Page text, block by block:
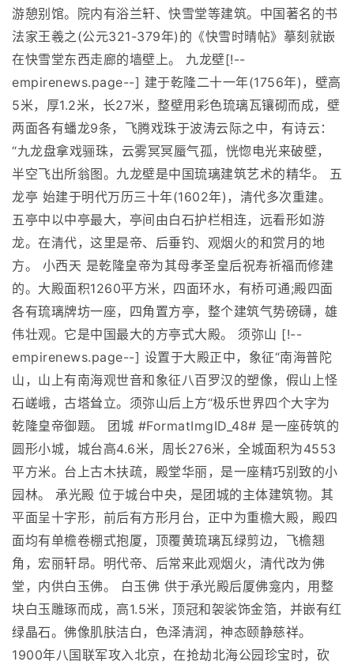
游憩别馆。院内有浴兰轩、快雪堂等建筑。中国著名的书
法家王羲之(公元321-379年)的《快雪时晴帖》摹刻就嵌
在快雪堂东西走廊的墙壁上。 九龙壁[!--
empirenews.page--] 建于乾隆二十一年(1756年)，壁高
5米，厚1.2米，长27米，整壁用彩色琉璃瓦镶砌而成，壁
两面各有蟠龙9条，飞腾戏珠于波涛云际之中，有诗云：
“九龙盘拿戏骊珠，云雾冥冥蜃气孤，恍惚电光来破壁，
半空飞出所翁图。九龙壁是中国琉璃建筑艺术的精华。 五
龙亭 始建于明代万历三十年(1602年)，清代多次重建。
五亭中以中亭最大，亭间由白石护栏相连，远看形如游
龙。在清代，这里是帝、后垂钓、观烟火的和赏月的地
方。 小西天 是乾隆皇帝为其母孝圣皇后祝寿祈福而修建
的。大殿面积1260平方米，四面环水，有桥可通;殿四面
各有琉璃牌坊一座，四角置方亭，整个建筑气势磅礴，雄
伟壮观。它是中国最大的方亭式大殿。 须弥山 [!--
empirenews.page--] 设置于大殿正中，象征“南海普陀
山，山上有南海观世音和象征八百罗汉的塑像，假山上怪
石嵯峨，古塔耸立。须弥山后上方“极乐世界四个大字为
乾隆皇帝御题。 团城 #FormatImgID_48# 是一座砖筑的
圆形小城，城台高4.6米，周长276米，全城面积为4553
平方米。台上古木扶疏，殿堂华丽，是一座精巧别致的小
园林。 承光殿 位于城台中央，是团城的主体建筑物。其
平面呈十字形，前后有方形月台，正中为重檐大殿，殿四
面均有单檐卷棚式抱厦，顶覆黄琉璃瓦绿剪边，飞檐翘
角，宏丽轩昂。明代帝、后常来此观烟火，清代改为佛
堂，内供白玉佛。 白玉佛 供于承光殿后厦佛龛内，用整
块白玉雕琢而成，高1.5米，顶冠和袈裟饰金箔，并嵌有红
绿晶石。佛像肌肤洁白，色泽清润，神态颐静慈祥。
1900年八国联军攻入北京，在抢劫北海公园珍宝时，砍